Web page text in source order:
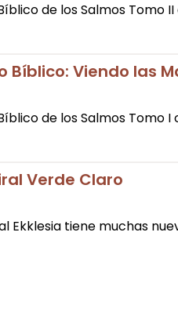
de los Salmos Tomo
Bíblico: Viendo las
de los Salmos Tomo
Verde Claro
Ekklesia tiene muchas